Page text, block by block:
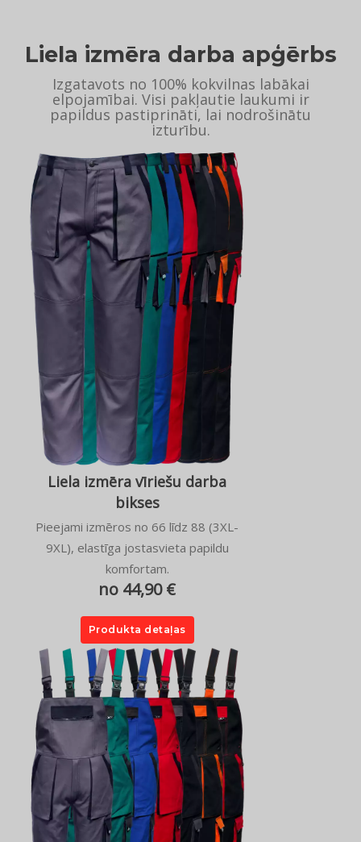
Liela izmēra darba apģērbs
Izgatavots no 100% kokvilnas labākai
elpojamībai. Visi pakļautie laukumi ir
papildus pastiprināti, lai nodrošinātu
izturību.
Liela izmēra vīriešu darba
bikses
Pieejami izmēros no 66 līdz 88 (3XL-
9XL), elastīga jostasvieta papildu
komfortam.
no 44,90 €
Produkta detaļas